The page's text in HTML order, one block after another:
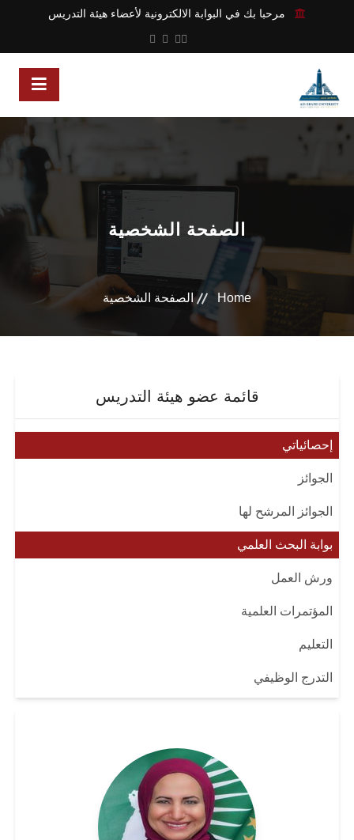
مرحبا بك في البوابة الالكترونية لأعضاء هيئة التدريس
الصفحة الشخصية
Home الصفحة الشخصية
قائمة عضو هيئة التدريس
إحصائياتي
الجوائز
الجوائز المرشح لها
بوابة البحث العلمي
ورش العمل
المؤتمرات العلمية
التعليم
التدرج الوظيفي